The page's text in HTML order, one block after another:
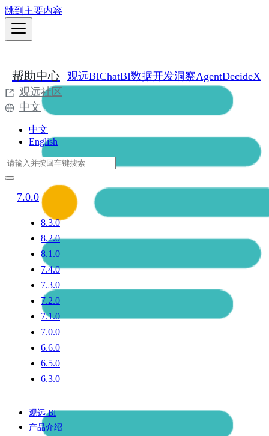
跳到主要内容
帮助中心 观远BIChatBI数据开发洞察AgentDecideX
观远社区
中文
中文
English
7.0.0
8.3.0
8.2.0
8.1.0
7.4.0
7.3.0
7.2.0
7.1.0
7.0.0
6.6.0
6.5.0
6.3.0
观远 BI
产品介绍